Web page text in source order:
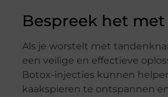
Bespreek het
Als je worstelt met
een veilige en effectieve
Botox-injecties kunnen
kaakspieren te ontspannen